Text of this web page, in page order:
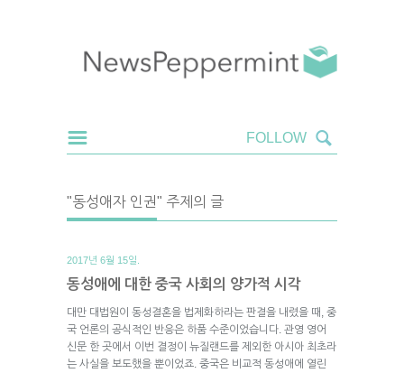
"동성애자 인권" 주제의 글
2017년 6월 15일.
동성애에 대한 중국 사회의 양가적 시각
대만 대법원이 동성결혼을 법제화하라는 판결을 내렸을 때, 중
국 언론의 공식적인 반응은 하품 수준이었습니다. 관영 영어
신문 한 곳에서 이번 결정이 뉴질랜드를 제외한 아시아 최초라
는 사실을 보도했을 뿐이었죠. 중국은 비교적 동성애에 열린